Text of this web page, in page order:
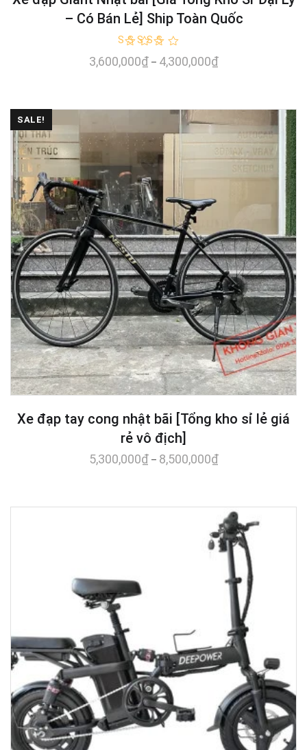
– Có Bán Lẻ] Ship Toàn Quốc
Rated
4.79
3,600,000₫ – 4,300,000₫
SALE!
Xe đạp tay cong nhật bãi [Tổng kho sỉ lẻ giá
rẻ vô địch]
5,300,000₫ – 8,500,000₫